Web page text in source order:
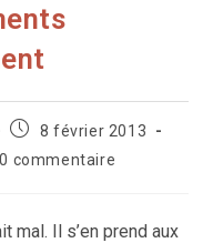
Publication
8 février 2013
:
0 commentaire
mal. Il s’en prend aux